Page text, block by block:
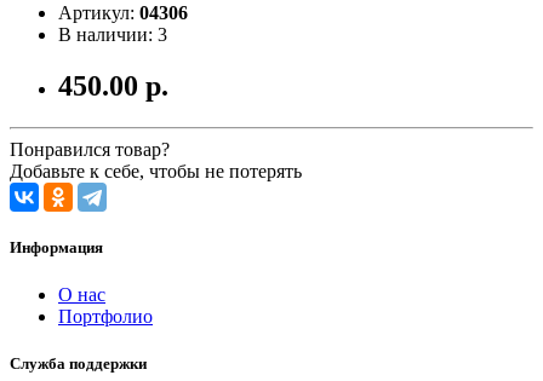
Артикул: 04306
В наличии: 3
450.00 р.
Понравился товар?
Добавьте к себе, чтобы не потерять
Информация
О нас
Портфолио
Служба поддержки